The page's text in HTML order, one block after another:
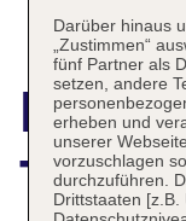
Darüber hinaus
„Zustimmen“
fünf Partner als
setzen, andere
erheben und
unserer
vorzuschlagen
durchzuführen.
Drittstaaten [z.B.